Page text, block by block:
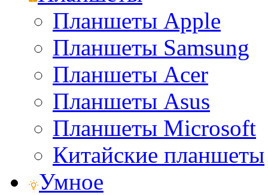
Планшеты Apple
Планшеты Samsung
Планшеты Acer
Планшеты Asus
Планшеты Microsoft
Китайские планшеты
Умное